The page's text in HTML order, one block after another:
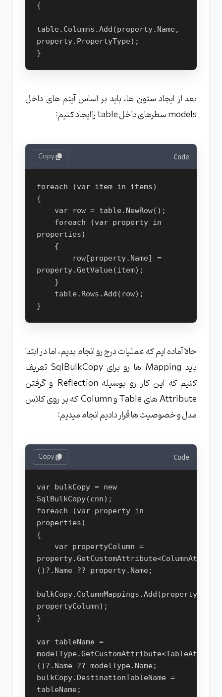
{
table.Columns.Add(property.Name,
property.PropertyType);
}
بعد از ایجاد ستون ها، باید بر اساس آیتم های داخل
models سطرهای داخل table را ایجاد کنیم:
Code
Copy
foreach (var item in items)
{
var row = table.NewRow();
foreach (var property in
properties)
{
row[property.Name] =
property.GetValue(item);
}
table.Rows.Add(row);
}
حالا آماده ایم که عملیات درج رو انجام بدیم، اما در ابتدا
باید Mapping ها رو برای SqlBulkCopy تعریف
کنیم که این کار رو بوسیله Reflection و گرفتن
Attribute های Table و Column که بر روی کلاس
مدل و خصوصیت ها قرار دادیم انجام میدیم:
Code
Copy
var bulkCopy = new
SqlBulkCopy(cnn);
foreach (var property in
properties)
{
var propertyColumn =
()?.Name ?? property.Name;
propertyColumn);
}
var tableName =
()?.Name ?? modelType.Name;
bulkCopy.DestinationTableName =
tableName;